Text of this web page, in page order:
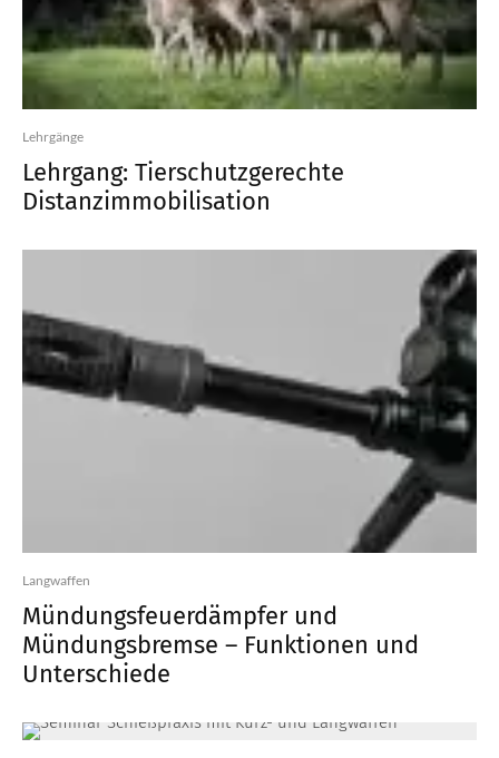
Lehrgänge
Lehrgang: Tierschutzgerechte
Distanzimmobilisation
Langwaffen
Mündungsfeuerdämpfer und
Mündungsbremse – Funktionen und
Unterschiede